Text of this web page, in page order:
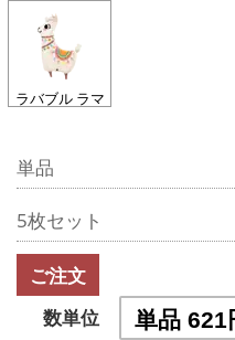
ラバブル ラマ
単品
5枚セット
ご注文
数単位